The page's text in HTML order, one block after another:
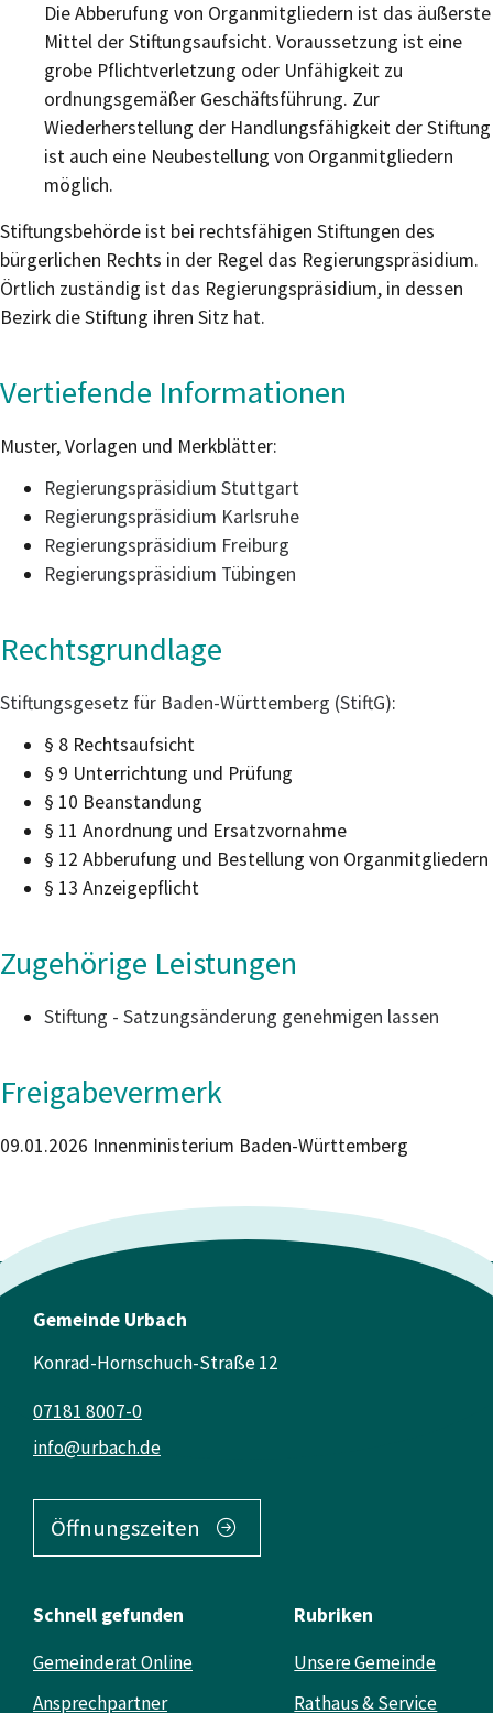
Die Abberufung von Organmitgliedern ist das äußerste
Mittel der Stiftungsaufsicht. Voraussetzung ist eine
grobe Pflichtverletzung oder Unfähigkeit zu
ordnungsgemäßer Geschäftsführung. Zur
Wiederherstellung der Handlungsfähigkeit der Stiftung
ist auch eine Neubestellung von Organmitgliedern
möglich.
Stiftungsbehörde ist bei rechtsfähigen Stiftungen des
bürgerlichen Rechts in der Regel das Regierungspräsidium.
Örtlich zuständig ist das Regierungspräsidium, in dessen
Bezirk die Stiftung ihren Sitz hat.
Vertiefende Informationen
Muster, Vorlagen und Merkblätter:
Regierungspräsidium Stuttgart
Regierungspräsidium Karlsruhe
Regierungspräsidium Freiburg
Regierungspräsidium Tübingen
Rechtsgrundlage
Stiftungsgesetz für Baden-Württemberg (StiftG):
§ 8 Rechtsaufsicht
§ 9 Unterrichtung und Prüfung
§ 10 Beanstandung
§ 11 Anordnung und Ersatzvornahme
§ 12 Abberufung und Bestellung von Organmitgliedern
§ 13 Anzeigepflicht
Zugehörige Leistungen
Stiftung - Satzungsänderung genehmigen lassen
Freigabevermerk
09.01.2026 Innenministerium Baden-Württemberg
Gemeinde Urbach
Konrad-Hornschuch-Straße 12
info@urbach.de
07181 8007-0
Öffnungszeiten
Schnell gefunden
Gemeinderat Online
Ansprechpartner
Rubriken
Unsere Gemeinde
Rathaus & Service